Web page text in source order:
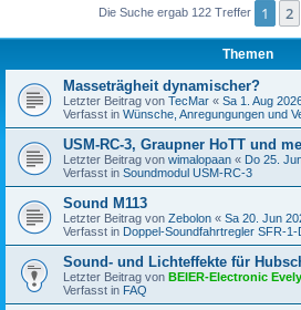
Die Suche ergab 122 Treffer 1 2
Themen
Masseträgheit dynamischer?
Letzter Beitrag von TecMar « Sa 1. Aug
Verfasst in Wünsche, Anregungungen und
USM-RC-3, Graupner HoTT und
Letzter Beitrag von wimalopaan « Do 25.
Verfasst in Soundmodul USM-RC-3
Sound M113
Letzter Beitrag von Zebolon « Sa 20. Jun
Verfasst in Doppel-Soundfahrtregler SFR-1-
Sound- und Lichteffekte für
Letzter Beitrag von BEIER-Electronic
Verfasst in FAQ